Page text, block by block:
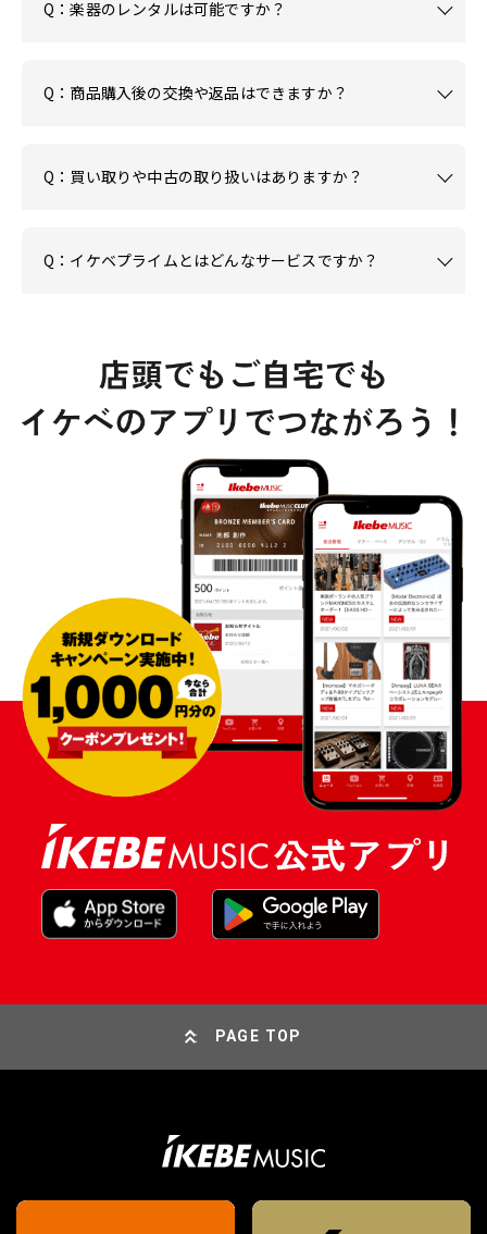
Q：楽器のレンタルは可能ですか？
Q：商品購入後の交換や返品はできますか？
Q：買い取りや中古の取り扱いはありますか？
Q：イケベプライムとはどんなサービスですか？
PAGE TOP